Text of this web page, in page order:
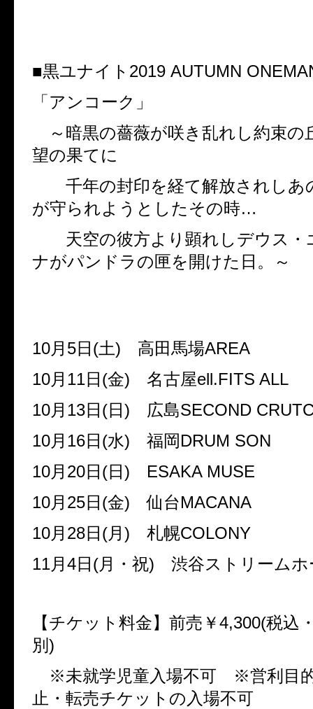
■黒ユナイト 2019 AUTUMN
「アンコーク」
～暗黒の薔薇が咲き乱れし約束の
望の果てに
千年の封印を経て解放されしあ
が守られようとしたその時…
天空の彼方より顕れしデウス・
ナがパンドラの匣を開けた日。～
10月 5日 (土) 高田馬場AREA
10月 11日 (金) 名古屋ell.FITS ALL
10月 13日 (日 ) 広島SECOND
10月 16日 (水) 福岡 DRUM SON
10月 20日 (日 )
ESAKA MUSE
10月 25日 (金) 仙台MACANA
10月 28日 (月 ) 札幌COLONY
11月 4日 (月・祝) 渋谷ストリームホ
【チケット料金】前売￥4,300(税込
別 )
※未就学児童入場不可 ※営利目
止・転売チケットの入場不可